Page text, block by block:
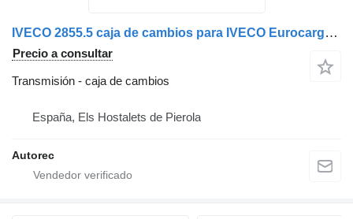
IVECO 2855.5 caja de cambios para IVECO Eurocargo camión
Precio a consultar
Transmisión - caja de cambios
España, Els Hostalets de Pierola
Autorec